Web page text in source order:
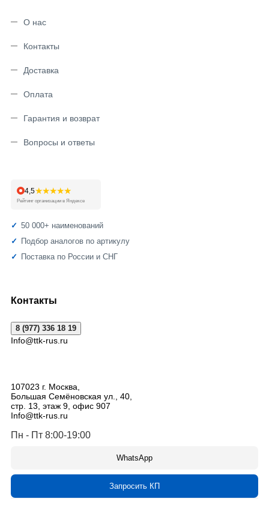
О нас
Контакты
Доставка
Оплата
Гарантия и возврат
Вопросы и ответы
4,5★★★★★
Рейтинг организации в Яндексе
50 000+ наименований
Подбор аналогов по артикулу
Поставка по России и СНГ
Контакты
8 (977) 336 18 19
Info@ttk-rus.ru
107023 г. Москва,
Большая Семёновская ул., 40,
стр. 13, этаж 9, офис 907
Info@ttk-rus.ru
Пн - Пт 8:00-19:00
WhatsApp
Запросить КП